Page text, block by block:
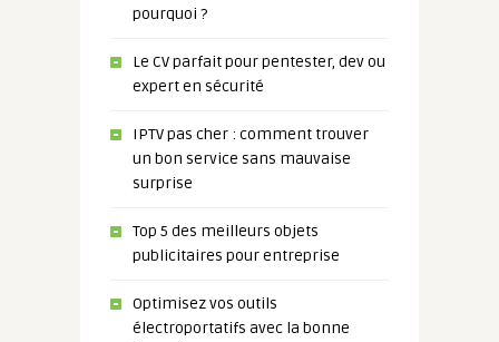
pourquoi ?
Le CV parfait pour pentester, dev ou
expert en sécurité
IPTV pas cher : comment trouver
un bon service sans mauvaise
surprise
Top 5 des meilleurs objets
publicitaires pour entreprise
Optimisez vos outils
électroportatifs avec la bonne